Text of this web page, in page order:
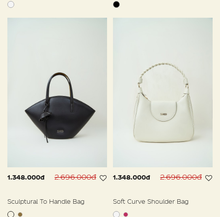
1.348.000đ 2.696.000đ
Sculptural To Handle Bag
1.348.000đ 2.696.000đ
Soft Curve Shoulder Bag